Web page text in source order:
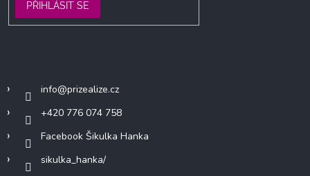
PŘIHLÁSIT SE
info@prizealize.cz
+420 776 074 758
Facebook Šikulka Hanka
sikulka_hanka/